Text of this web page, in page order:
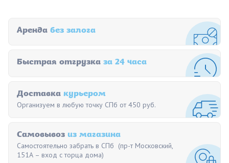
Аренда без залога
Быстрая отгрузка за 24 часа
Доставка курьером
Организуем в любую точку СПб от 450 руб.
Самовывоз из магазина
Самостоятельно забрать в СПб (пр-т Московский,
151А – вход с торца дома)